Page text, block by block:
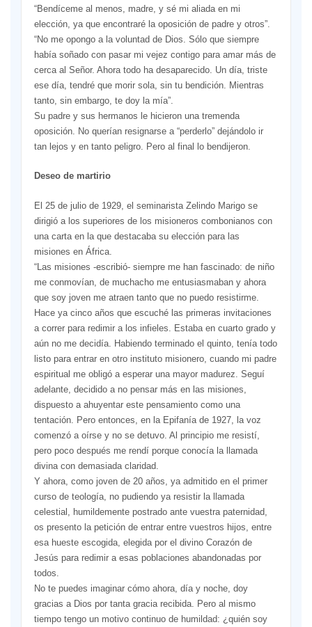
“Bendíceme al menos, madre, y sé mi aliada en mi
elección, ya que encontraré la oposición de padre y otros”.
“No me opongo a la voluntad de Dios. Sólo que siempre
había soñado con pasar mi vejez contigo para amar más de
cerca al Señor. Ahora todo ha desaparecido. Un día, triste
ese día, tendré que morir sola, sin tu bendición. Mientras
tanto, sin embargo, te doy la mía”.
Su padre y sus hermanos le hicieron una tremenda
oposición. No querían resignarse a “perderlo” dejándolo ir
tan lejos y en tanto peligro. Pero al final lo bendijeron.
Deseo de martirio
El 25 de julio de 1929, el seminarista Zelindo Marigo se
dirigió a los superiores de los misioneros combonianos con
una carta en la que destacaba su elección para las
misiones en África.
“Las misiones -escribió- siempre me han fascinado: de niño
me conmovían, de muchacho me entusiasmaban y ahora
que soy joven me atraen tanto que no puedo resistirme.
Hace ya cinco años que escuché las primeras invitaciones
a correr para redimir a los infieles. Estaba en cuarto grado y
aún no me decidía. Habiendo terminado el quinto, tenía todo
listo para entrar en otro instituto misionero, cuando mi padre
espiritual me obligó a esperar una mayor madurez. Seguí
adelante, decidido a no pensar más en las misiones,
dispuesto a ahuyentar este pensamiento como una
tentación. Pero entonces, en la Epifanía de 1927, la voz
comenzó a oírse y no se detuvo. Al principio me resistí,
pero poco después me rendí porque conocía la llamada
divina con demasiada claridad.
Y ahora, como joven de 20 años, ya admitido en el primer
curso de teología, no pudiendo ya resistir la llamada
celestial, humildemente postrado ante vuestra paternidad,
os presento la petición de entrar entre vuestros hijos, entre
esa hueste escogida, elegida por el divino Corazón de
Jesús para redimir a esas poblaciones abandonadas por
todos.
No te puedes imaginar cómo ahora, día y noche, doy
gracias a Dios por tanta gracia recibida. Pero al mismo
tiempo tengo un motivo continuo de humildad: ¿quién soy